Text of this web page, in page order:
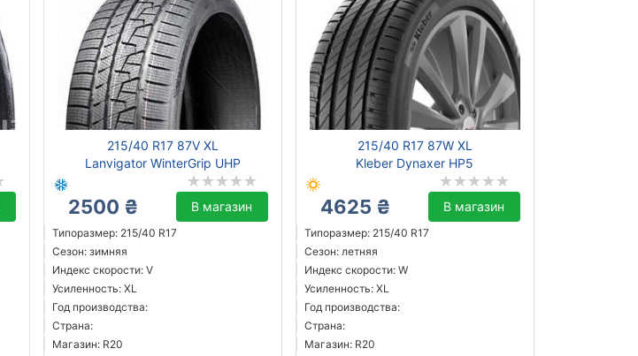
215/40 R17 87V XL
Lanvigator WinterGrip UHP
2500 ₴ В магазин
Типоразмер: 215/40 R17
Сезон: зимняя
Индекс скорости: V
Усиленность: XL
Год производства:
Страна:
Магазин: R20
215/40 R17 87W XL
Kleber Dynaxer HP5
4625 ₴ В магазин
Типоразмер: 215/40 R17
Сезон: летняя
Индекс скорости: W
Усиленность: XL
Год производства:
Страна:
Магазин: R20